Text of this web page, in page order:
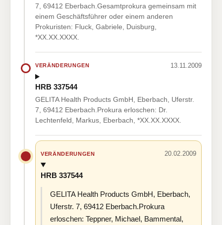
7, 69412 Eberbach.Gesamtprokura gemeinsam mit
einem Geschäftsführer oder einem anderen
Prokuristen: Fluck, Gabriele, Duisburg,
*XX.XX.XXXX.
VERÄNDERUNGEN 13.11.2009
HRB 337544
GELITA Health Products GmbH, Eberbach, Uferstr.
7, 69412 Eberbach.Prokura erloschen: Dr.
Lechtenfeld, Markus, Eberbach, *XX.XX.XXXX.
VERÄNDERUNGEN 20.02.2009
HRB 337544
GELITA Health Products GmbH, Eberbach,
Uferstr. 7, 69412 Eberbach.Prokura
erloschen: Teppner, Michael, Bammental,